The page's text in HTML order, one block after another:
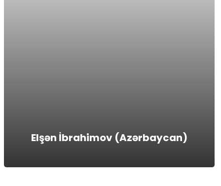
Elşən İbrahimov (Azərbaycan)